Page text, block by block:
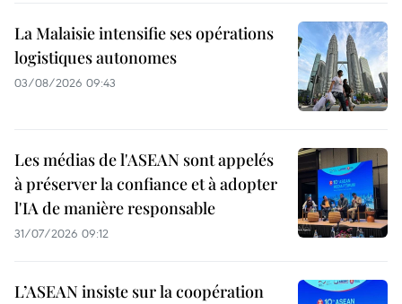
La Malaisie intensifie ses opérations
logistiques autonomes
03/08/2026 09:43
Les médias de l'ASEAN sont appelés
à préserver la confiance et à adopter
l'IA de manière responsable
31/07/2026 09:12
L’ASEAN insiste sur la coopération